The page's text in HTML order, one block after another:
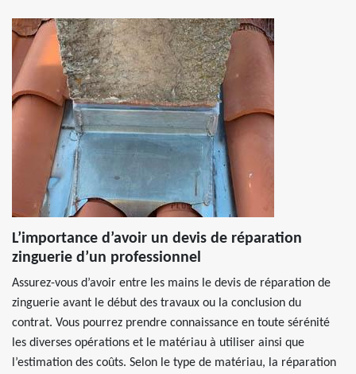
L’importance d’avoir un devis de réparation
zinguerie d’un professionnel
Assurez-vous d’avoir entre les mains le devis de réparation de
zinguerie avant le début des travaux ou la conclusion du
contrat. Vous pourrez prendre connaissance en toute sérénité
les diverses opérations et le matériau à utiliser ainsi que
l’estimation des coûts. Selon le type de matériau, la réparation